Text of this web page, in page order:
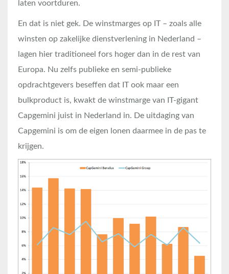
laten voortduren.
En dat is niet gek. De winstmarges op IT – zoals alle
winsten op zakelijke dienstverlening in Nederland –
lagen hier traditioneel fors hoger dan in de rest van
Europa. Nu zelfs publieke en semi-publieke
opdrachtgevers beseffen dat IT ook maar een
bulkproduct is, kwakt de winstmarge van IT-gigant
Capgemini juist in Nederland in. De uitdaging van
Capgemini is om de eigen lonen daarmee in de pas te
krijgen.